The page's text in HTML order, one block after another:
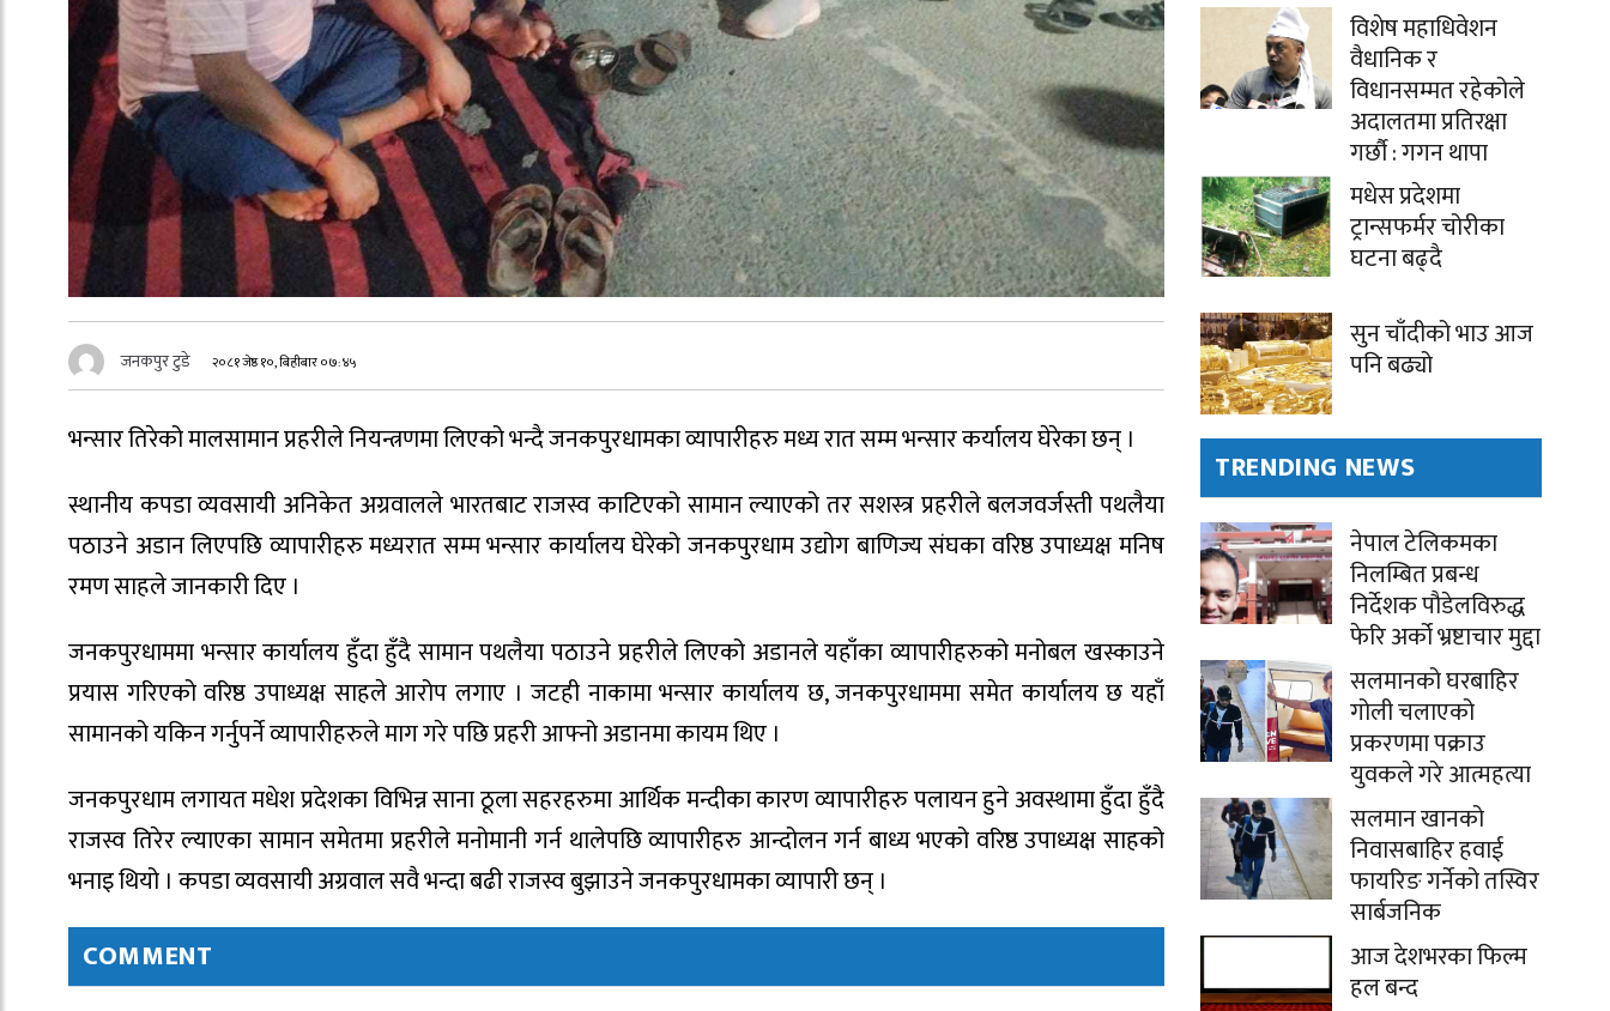
जनकपुर टुडे २०८१ जेष्ठ १०, बिहीबार ०७:४५
भन्सार तिरेको मालसामान प्रहरीले नियन्त्रणमा लिएको भन्दै जनकपुरधामका व्यापारीहरु मध्य रात सम्म भन्सार कर्यालय घेरेका छन् ।
स्थानीय कपडा व्यवसायी अनिकेत अग्रवालले भारतबाट राजस्व काटिएको सामान ल्याएको तर सशस्त्र प्रहरीले बलजवर्जस्ती पथलैया
पठाउने अडान लिएपछि व्यापारीहरु मध्यरात सम्म भन्सार कार्यालय घेरेको जनकपुरधाम उद्योग बाणिज्य संघका वरिष्ठ उपाध्यक्ष मनिष
रमण साहले जानकारी दिए ।
जनकपुरधाममा भन्सार कार्यालय हुँदा हुँदै सामान पथलैया पठाउने प्रहरीले लिएको अडानले यहाँका व्यापारीहरुको मनोबल खस्काउने
प्रयास गरिएको वरिष्ठ उपाध्यक्ष साहले आरोप लगाए । जटही नाकामा भन्सार कार्यालय छ, जनकपुरधाममा समेत कार्यालय छ यहाँ
सामानको यकिन गर्नुपर्ने व्यापारीहरुले माग गरे पछि प्रहरी आफ्नो अडानमा कायम थिए ।
जनकपुरधाम लगायत मधेश प्रदेशका विभिन्न साना ठूला सहरहरुमा आर्थिक मन्दीका कारण व्यापारीहरु पलायन हुने अवस्थामा हुँदा हुँदै
राजस्व तिरेर ल्याएका सामान समेतमा प्रहरीले मनोमानी गर्न थालेपछि व्यापारीहरु आन्दोलन गर्न बाध्य भएको वरिष्ठ उपाध्यक्ष साहको
भनाइ थियो । कपडा व्यवसायी अग्रवाल सवै भन्दा बढी राजस्व बुझाउने जनकपुरधामका व्यापारी छन् ।
COMMENT
विशेष महाधिवेशन
वैधानिक र
विधानसम्मत रहेकोले
अदालतमा प्रतिरक्षा
गर्छौ : गगन थापा
मधेस प्रदेशमा
ट्रान्सफर्मर चोरीका
घटना बढ्दै
सुन चाँदीको भाउ आज
पनि बढ्यो
TRENDING NEWS
नेपाल टेलिकमका
निलम्बित प्रबन्ध
निर्देशक पौडेलविरुद्ध
फेरि अर्को भ्रष्टाचार मुद्दा
सलमानको घरबाहिर
गोली चलाएको
प्रकरणमा पक्राउ
युवकले गरे आत्महत्या
सलमान खानको
निवासबाहिर हवाई
फायरिङ गर्नेको तस्विर
सार्बजनिक
आज देशभरका फिल्म
हल बन्द